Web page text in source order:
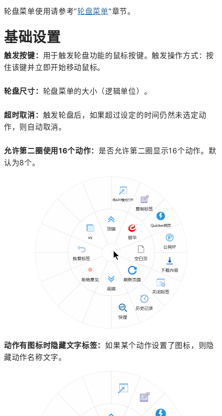
轮盘菜单使用请参考“轮盘菜单”章节。
基础设置
触发按键： 用于触发轮盘功能的鼠标按键。触发操作方式：按
住该键并立即开始移动鼠标。
轮盘尺寸： 轮盘菜单的大小（逻辑单位）。
超时取消： 触发轮盘后，如果超过设定的时间仍然未选定动
作，则自动取消。
允许第二圈使用16个动作：是否允许第二圈显示16个动作。默
认为8个。
动作有图标时隐藏文字标签：如果某个动作设置了图标，则隐
藏动作名称文字。